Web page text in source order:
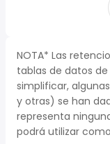
NOTA* Las
tablas de datos de
simplificar,
y otras) se han
representa
podrá utilizar